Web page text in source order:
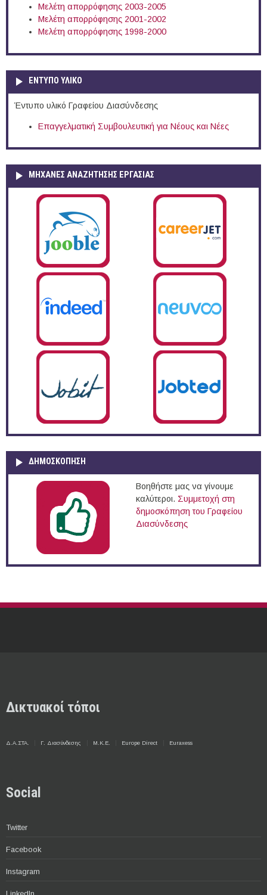
Μελέτη απορρόφησης 2003-2005
Μελέτη απορρόφησης 2001-2002
Μελέτη απορρόφησης 1998-2000
ΕΝΤΥΠΟ ΥΛΙΚΟ
Έντυπο υλικό Γραφείου Διασύνδεσης
Επαγγελματική Συμβουλευτική για Νέους και Νέες
ΜΗΧΑΝΕΣ ΑΝΑΖΗΤΗΣΗΣ ΕΡΓΑΣΙΑΣ
ΔΗΜΟΣΚΌΠΗΣΗ
Βοηθήστε μας να γίνουμε
καλύτεροι. Συμμετοχή στη
δημοσκόπηση του Γραφείου
Διασύνδεσης
Δικτυακοί τόποι
Δ.Α.ΣΤΑ. Γ. Διασύνδεσης Μ.Κ.Ε. Europe Direct Euraxess
Social
Twitter
Facebook
Instagram